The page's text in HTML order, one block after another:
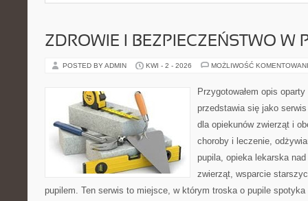
ZDROWIE I BEZPIECZEŃSTWO W
POSTED BY ADMIN KWI - 2 - 2026 MOŻLIWOŚĆ
Przygotowałem opis
przedstawia się jako
dla opiekunów zwierząt i
choroby i leczenie,
pupila, opieka lekarska
zwierząt, wsparcie
pupilem. Ten serwis to miejsce, w którym troska o pupile